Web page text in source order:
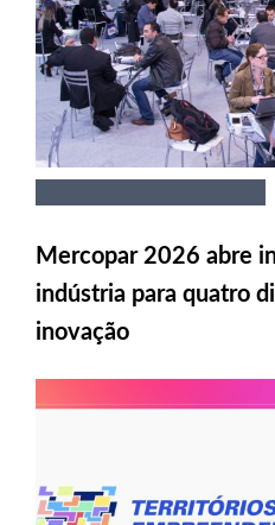
Mercopar 2026 abre
indústria para quatro
inovação